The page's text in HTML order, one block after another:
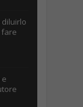
diluirlo